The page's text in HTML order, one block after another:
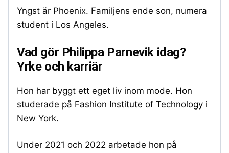
Yngst är Phoenix. Familjens ende son, numera
student i Los Angeles.
Vad gör Philippa Parnevik idag?
Yrke och karriär
Hon har byggt ett eget liv inom mode. Hon
studerade på Fashion Institute of Technology i
New York.
Under 2021 och 2022 arbetade hon på